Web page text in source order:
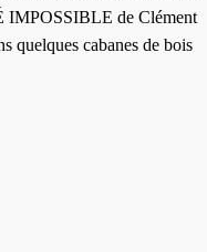
de Clément
quelques cabanes de bois